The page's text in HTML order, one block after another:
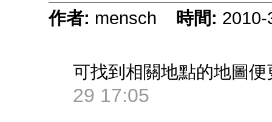
作者: mensch 時間: 2010-
可找到相關地點的地圖
29 17:05